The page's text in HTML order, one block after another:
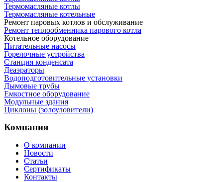
Термомасляные котлы
Термомасляные котельные
Ремонт паровых котлов и обслуживание
Ремонт теплообменника парового котла
Котельное оборудование
Питательные насосы
Горелочные устройства
Станция конденсата
Деаэраторы
Водоподготовительные установки
Дымовые трубы
Емкостное оборудование
Mодульные здания
Циклоны (золоуловители)
Компания
О компании
Новости
Статьи
Сертификаты
Контакты